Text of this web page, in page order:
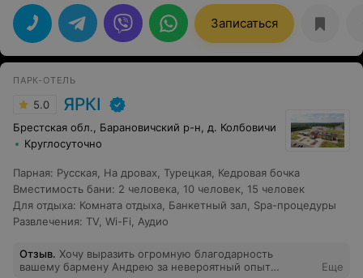
Записаться
ПАРК-ОТЕЛЬ
5.0 ЯРКI
Брестская обл., Барановичский р-н, д. Колбовичи
Круглосуточно
Парная: Русская На дровах Турецкая Кедровая бочка
Вместимость бани: 2 человека 10 человек 15 человек
Для отдыха: Комната отдыха Банкетный зал
Spa-процедуры
Развлечения: TV Wi-Fi Аудио
Отзыв. Хочу выразить огромную благодарность
вашему бармену Андрею за невероятный опыт
Еще